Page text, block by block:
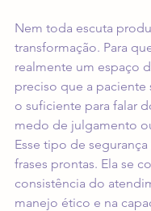
Nem toda escuta
transformação. Para
realmente um espaço
preciso que a paciente
o suficiente para falar
medo de julgamento
Esse tipo de
frases prontas. Ela se
consistência do
manejo ético e na